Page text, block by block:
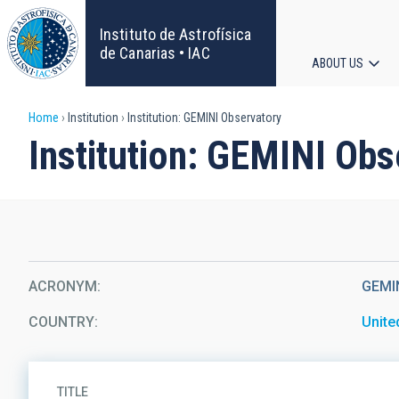
Skip
to
main
content
Instituto de Astrofísica
de Canarias • IAC
ABOUT US
Breadcrumb
Home Institution Institution: GEMINI Observatory
Institution: GEMINI
ACRONYM
COUNTRY
TITLE